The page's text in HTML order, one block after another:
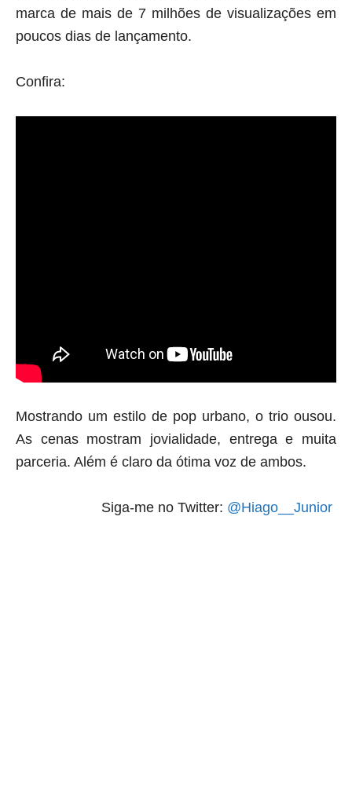
marca de mais de 7 milhões de visualizações em
poucos dias de lançamento.
Confira:
Mostrando um estilo de pop urbano, o trio ousou.
As cenas mostram jovialidade, entrega e muita
parceria. Além é claro da ótima voz de ambos.
Siga-me no Twitter: @Hiago__Junior